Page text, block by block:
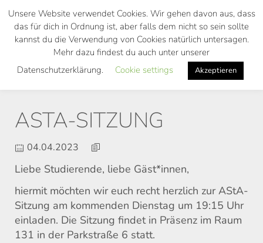
Skip
main
ASTA-SITZUNG
04.04.2023
Liebe Studierende, liebe Gäst*innen,
hiermit möchten wir euch recht herzlich zur AStA-
Sitzung am kommenden Dienstag um 19:15 Uhr
einladen. Die Sitzung findet in Präsenz im Raum
131 in der Parkstraße 6 statt.
Unsere Website verwendet Cookies. Wir gehen davon aus, dass
das für dich in Ordnung ist, aber falls dem nicht so sein sollte
kannst du die Verwendung von Cookies natürlich untersagen.
Mehr dazu findest du auch unter unserer
Datenschutzerklärung.
Cookie settings Akzeptieren